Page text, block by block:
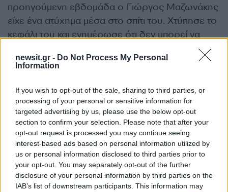
newsit.gr - Do Not Process My Personal
Information
If you wish to opt-out of the sale, sharing to third parties, or
processing of your personal or sensitive information for
targeted advertising by us, please use the below opt-out
section to confirm your selection. Please note that after your
opt-out request is processed you may continue seeing
interest-based ads based on personal information utilized by
us or personal information disclosed to third parties prior to
your opt-out. You may separately opt-out of the further
disclosure of your personal information by third parties on the
IAB’s list of downstream participants. This information may
προηγούμενη εβδομάδα ο Γιώργος Μαζωνάκης
είχε ένα ατύχημα μέσα στο σπίτι του. Χτύπησε το
κεφάλι του και ενημέρωσε ότι δεν μπορεί να
αναφέρει ο δημοσιογράφος. Ίσως η παρακάτω
δεν το ξεκαθάρισε μέσα από την ανάρτησή του.